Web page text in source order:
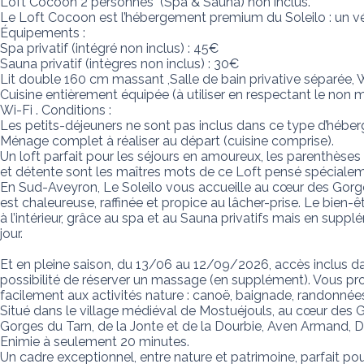
Le Loft Cocoon est l’hébergement premium du Soleilo : un
Équipements :
Spa privatif (intégré non inclus) : 45€
Sauna privatif (intègres non inclus) : 30€
Lit double 160 cm massant ,Salle de bain privative séparée,
Cuisine entièrement équipée (à utiliser en respectant le non
Wi-Fi . Conditions :
Les petits-déjeuners ne sont pas inclus dans ce type
Ménage complet à réaliser au départ (cuisine comprise).
Un loft parfait pour les séjours en amoureux, les
et détente sont les maîtres mots de ce Loft pensé
En Sud-Aveyron, Le Soleilo vous accueille au cœur des
est chaleureuse, raffinée et propice au lâcher-prise. Le bien-
à l’intérieur, grâce au spa et au Sauna privatifs mais en
jour.
Et en pleine saison, du 13/06 au 12/09/2026, accès inclus
possibilité de réserver un massage (en supplément). Vous
facilement aux activités nature : canoë, baignade,
Situé dans le village médiéval de Mostuéjouls, au cœur des
Gorges du Tarn, de la Jonte et de la Dourbie, Aven
Enimie à seulement 20 minutes.
Un cadre exceptionnel, entre nature et patrimoine, parfait